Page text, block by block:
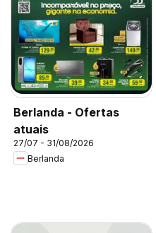
Berlanda - Ofertas
atuais
27/07 - 31/08/2026
Berlanda